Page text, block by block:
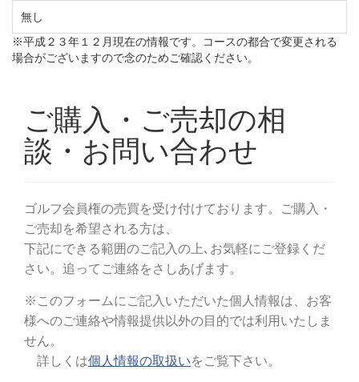
無し
※平成２３年１２月現在の情報です。コースの都合で変更される
場合がございますので念のためご確認ください。